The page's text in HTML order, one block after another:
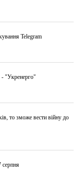
Telegram
- "Укренерго"
то зможе вести війну до
серпня